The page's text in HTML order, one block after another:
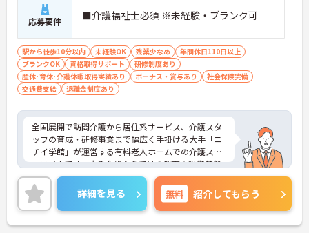
応募要件 ■介護福祉士必須 ※未経験・ブランク可
駅から徒歩10分以内 未経験OK 残業少なめ
年間休日110日以上
ブランクOK
資格取得サポート
研修制度あり
産休･育休･介護休暇取得実績あり
ボーナス・賞与あり
社会保険完備
交通費支給
退職金制度あり
全国展開で訪問介護から居住系サービス、介護スタ
ッフの育成・研修事業まで幅広く手掛ける大手「ニ
チイ学館」が運営する有料老人ホームでの介護スタ
ッフ求人です。大手企業ならではの盤石な経営基盤
と充実したコンプライアンス体制があり、未経験や
ブランクのある方でも基礎からしっかり学べる研修
制度やOJTが整っているため、20代や30代の方が着
実にキャリアアップを目指せる環境が大きな魅力で
す。資格手当や勤続年数に応じた手当、10歳から18
詳細を見る 無料 紹介してもらう